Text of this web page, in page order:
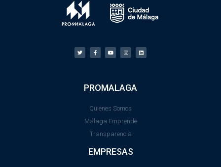
PROMALAGA
Quienes Somos
Málaga Emprende
Transparencia
EMPRESAS